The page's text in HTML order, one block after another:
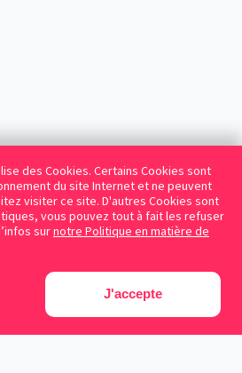
des Cookies. Certains Cookies sont
du site Internet et ne peuvent
visiter ce site. D'autres Cookies sont
vous pouvez tout à fait les refuser
surnotre Politique en matière de
J'accepte